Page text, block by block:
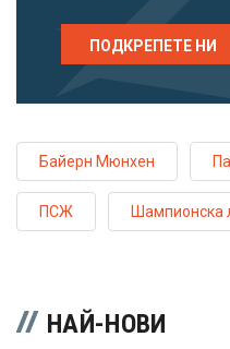
ПОДКРЕПЕТЕ НИ
Байерн Мюнхен
ПСЖ Шампионска
НАЙ-НОВИ